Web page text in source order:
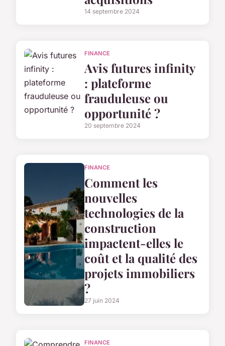
14 septembre 2024
FINANCE
Avis futures infinity
: plateforme
frauduleuse ou
opportunité ?
20 septembre 2024
FINANCE
Comment les
nouvelles
technologies de la
construction
impactent-elles le
coût et la qualité des
projets immobiliers
?
27 juin 2024
FINANCE